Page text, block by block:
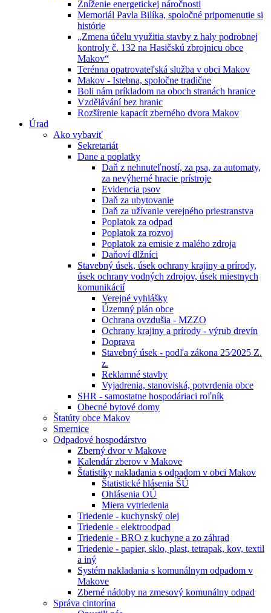
Zníženie energetickej náročnosti
Memoriál Pavla Bilíka, spoločné pripomenutie si
histórie
„Zmena účelu využitia stavby z haly podrobnej
kontroly č. 132 na Hasičskú zbrojnicu obce
Makov“
Terénna opatrovateľská služba v obci Makov
Makov - Istebna, spoločne tradične
Boli nám príkladom na oboch stranách hranice
Vzdělávání bez hranic
Rozšírenie kapacít zberného dvora Makov
Úrad
Ako vybaviť
Sekretariát
Dane a poplatky
Daň z nehnuteľností, za psa, za automaty,
za nevýherné hracie prístroje
Evidencia psov
Daň za ubytovanie
Daň za užívanie verejného priestranstva
Poplatok za odpad
Poplatok za rozvoj
Poplatok za emisie z malého zdroja
Daňoví dlžníci
Stavebný úsek, úsek ochrany krajiny a prírody,
úsek ochrany vodných zdrojov, úsek miestnych
komunikácií
Verejné vyhlášky
Územný plán obce
Ochrana ovzdušia - MZZO
Ochrany krajiny a prírody - výrub drevín
Doprava
Stavebný úsek - podľa zákona 25⁄2025 Z.
z.
Reklamné stavby
Vyjadrenia, stanoviská, potvrdenia obce
SHR - samostatne hospodáriaci roľník
Obecné bytové domy
Štatúty obce Makov
Smernice
Odpadové hospodárstvo
Zberný dvor v Makove
Kalendár zberov v Makove
Štatistiky nakladania s odpadom v obci Makov
Štatistické hlásenia ŠÚ
Ohlásenia OÚ
Miera vytriedenia
Triedenie - kuchynský olej
Triedenie - elektroodpad
Triedenie - BRO z kuchyne a zo záhrad
Triedenie - papier, sklo, plast, tetrapak, kov, textil
a iný
Systém nakladania s komunálnym odpadom v
Makove
Zberné nádoby na zmesový komunálny odpad
Správa cintorína